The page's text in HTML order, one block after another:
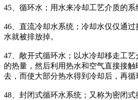
45、循环水；用水来冷却工艺介质的系
46、直流冷却水系统；冷却水仅仅通
水就被排放掉。
47、敞开式循环水；以水冷却移走工
的热量，然后利用热水和空气直接接
去，而使大部分热水得到冷却后，再循
48、封闭式循环水系统；又称为密闭